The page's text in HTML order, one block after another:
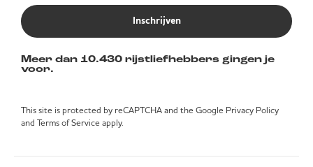
Inschrijven
Meer dan 10.430 rijstliefhebbers gingen je
voor.
This site is protected by reCAPTCHA and the Google Privacy Policy
and Terms of Service apply.